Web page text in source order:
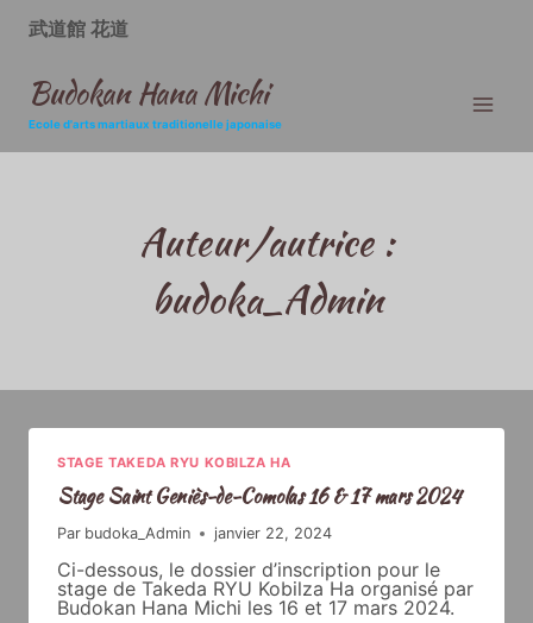
武道館 花道
Budokan Hana Michi
Ecole d'arts martiaux traditionelle japonaise
Auteur/autrice :
budoka_Admin
STAGE TAKEDA RYU KOBILZA HA
Stage Saint Geniès-de-Comolas 16 & 17 mars 2024
Par budoka_Admin janvier 22, 2024
Ci-dessous, le dossier d’inscription pour le
stage de Takeda RYU Kobilza Ha organisé par
Budokan Hana Michi les 16 et 17 mars 2024.